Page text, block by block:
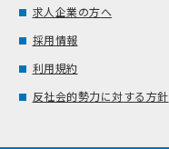
求人企業の方へ
採用情報
利用規約
反社会的勢力に対する方針